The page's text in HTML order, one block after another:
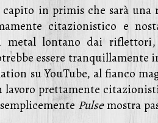
capito in primis che sarà
citazionistico e
metal lontano dai
essere
su YouTube, al fianco
lavoro prettamente
Pulsemostra